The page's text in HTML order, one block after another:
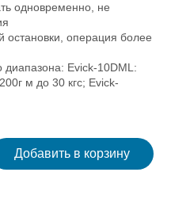
одновременно, не
операция более
диапазона: Evick-10DML:
м до 30 кгс; Evick-
Добавить в корзину